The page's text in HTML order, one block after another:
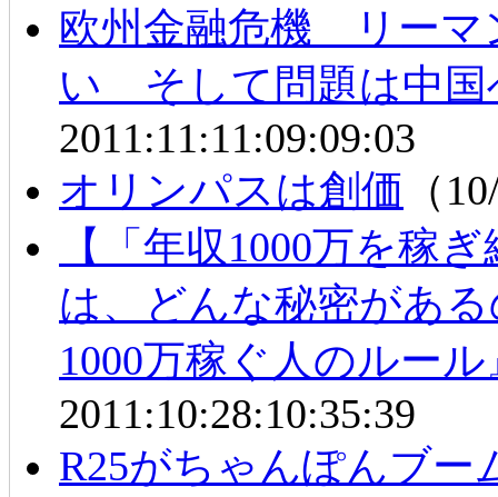
欧州金融危機 リーマ
い そして問題は中国
2011:11:11:09:09:03
オリンパスは創価 （
【「年収1000万を稼
は、どんな秘密があ
1000万稼ぐ人のルー
2011:10:28:10:35:39
R25がちゃんぽんブー